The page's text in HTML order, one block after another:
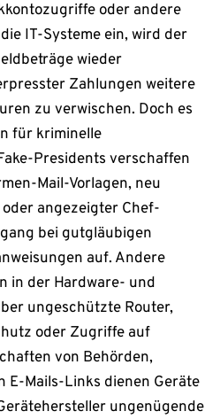
oder andere
IT-Systeme ein, wird der
wieder
Zahlungen weitere
zu verwischen. Doch es
für kriminelle
Presidents verschaffen
Mail-Vorlagen, neu
angezeigter Chef-
bei gutgläubigen
auf. Andere
in der Hardware- und
ungeschützte Router,
oder Zugriffe auf
von Behörden,
E-Mails-Links dienen Geräte
ungenügende